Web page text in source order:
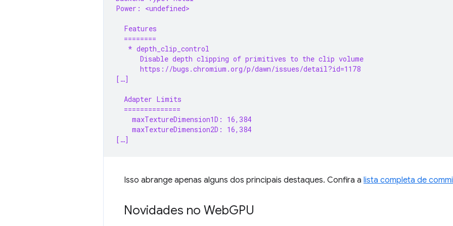
Power: <undefined>
  Features
  ========
   * depth_clip_control
      Disable depth clipping of primitives to the clip volume
      https://bugs.chromium.org/p/dawn/issues/detail?id=1178
[…]
  Adapter Limits
  ==============
    maxTextureDimension1D: 16,384
    maxTextureDimension2D: 16,384
[…]
Isso abrange apenas alguns dos principais destaques. Confira a lista completa de
Novidades no WebGPU